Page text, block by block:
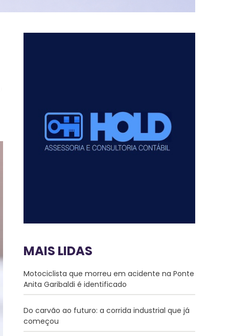
MAIS LIDAS
Motociclista que morreu em acidente na Ponte
Anita Garibaldi é identificado
Do carvão ao futuro: a corrida industrial que já
começou